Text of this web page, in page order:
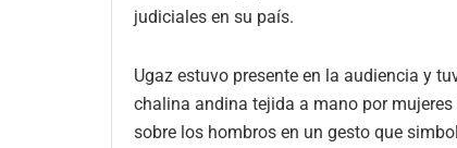
judiciales en su país.
Ugaz estuvo presente en la audiencia y
chalina andina tejida a mano por
sobre los hombros en un gesto que